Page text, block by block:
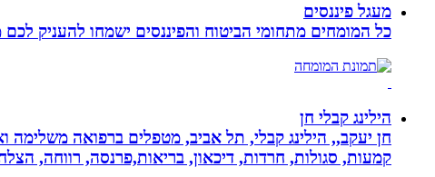
מעגל פיננסים
כל המומחים מתחומי הביטוח והפיננסים ישמחו להעניק לכם
הילינג קבלי חן
חן יעקב,, הילינג קבלי, תל אביב, מטפלים ברפואה משלימה
קמעות, סגולות, חרדות, דיכאון, בריאות,פרנסה, רווחה,